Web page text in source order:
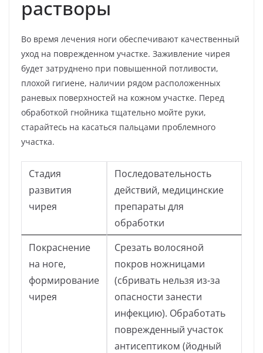
растворы
Во время лечения ноги обеспечивают качественный
уход на поврежденном участке. Заживление чирея
будет затруднено при повышенной потливости,
плохой гигиене, наличии рядом расположенных
раневых поверхностей на кожном участке. Перед
обработкой гнойника тщательно мойте руки,
старайтесь на касаться пальцами проблемного
участка.
Стадия
развития
чирея
Последовательность
действий, медицинские
препараты для
обработки
Покраснение
на ноге,
формирование
чирея
Срезать волосяной
покров ножницами
(сбривать нельзя из-за
опасности занести
инфекцию). Обработать
поврежденный участок
антисептиком (йодный